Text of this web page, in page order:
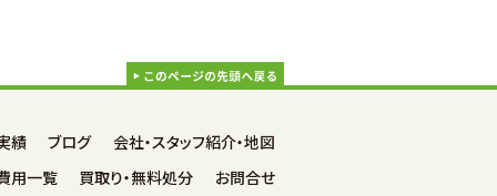
績 ブログ
会社・スタッフ紹介・地図
用一覧
買取り・無料処分 お問合せ